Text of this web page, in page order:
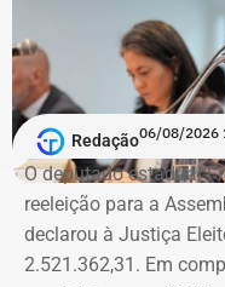
com as pessoas que
combate. Ou seja,
que atuem com as
agressões”,
A atriz foi a primeira
“botão do pânico”,
Polícia Militar do Rio.
tornozeleira eletrônica
aproximação, a central
Na declaração
eleição como
veículos, um consórcio
conta corrente,
Redação06/08/2026
O deputado estadual
reeleição para a
declarou à Justiça
2.521.362,31. Em